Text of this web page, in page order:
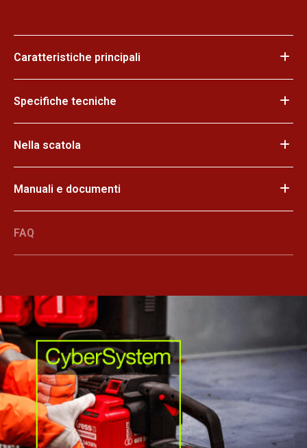
Caratteristiche principali
Specifiche tecniche
Nella scatola
Manuali e documenti
FAQ